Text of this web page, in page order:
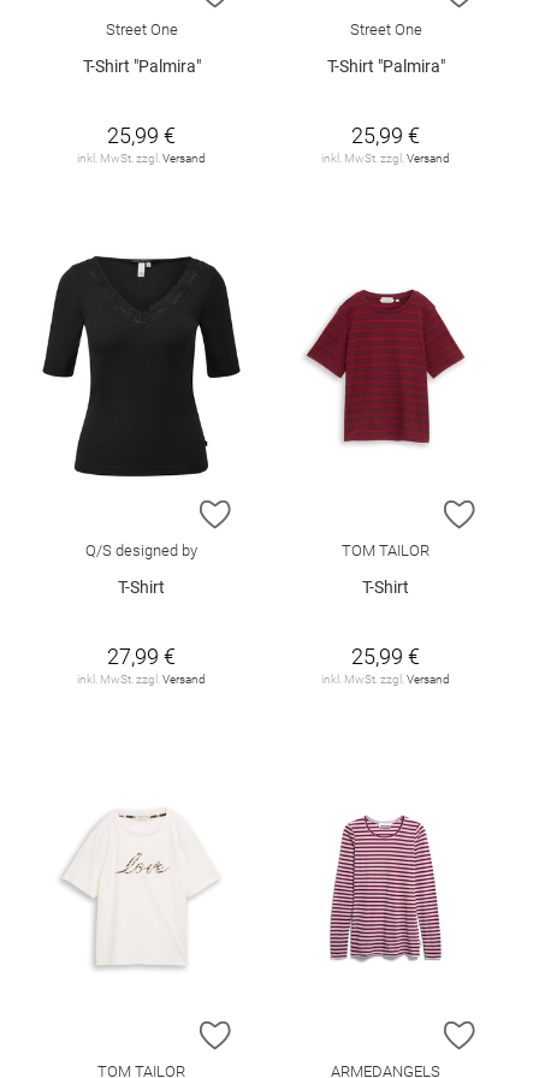
Street One
T-Shirt "Palmira"
25,99 €
inkl. MwSt. zzgl.Versand
Street One
T-Shirt "Palmira"
25,99 €
inkl. MwSt. zzgl.Versand
ZUR WUNSCHLISTE HINZUFÜGEN
Q/S designed by
T-Shirt
27,99 €
inkl. MwSt. zzgl. Versand
ZUR
TOM TAILOR
T-Shirt
25,99 €
inkl. MwSt. zzgl. Versand
ZUR WUNSCHLISTE HINZUFÜGEN
TOM TAILOR
ZUR
ARMEDANGELS